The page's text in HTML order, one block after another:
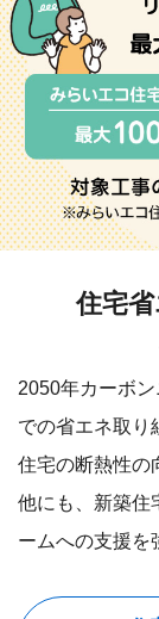
住宅
2050年カーボ
での省エネ取り
住宅の断熱性の
他にも、 新築住
ームへの支援を